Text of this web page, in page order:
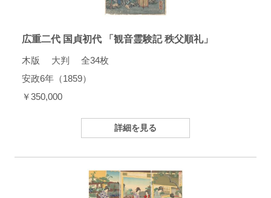
広重二代 国貞初代 「観音霊験記 秩父順礼」
木版 大判 全34枚
安政6年（1859）
￥350,000
詳細を見る